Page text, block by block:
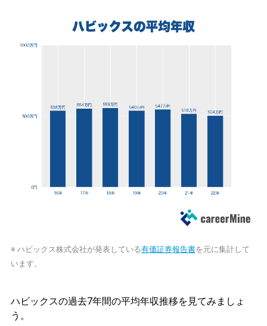
※ ハビックス株式会社が発表している有価証券報告書を元に集計して
います。
ハビックスの過去7年間の平均年収推移を見てみましょ
う。